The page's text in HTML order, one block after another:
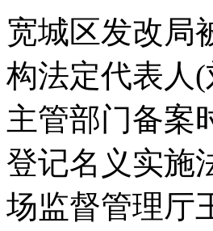
宽城区发改局
构法定代表人
主管部门备案
登记名义实施
场监督管理厅